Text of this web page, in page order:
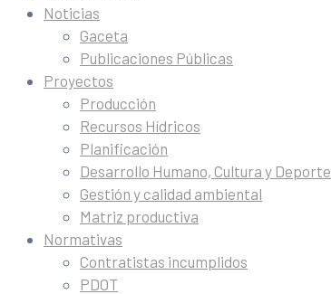
Noticias
Gaceta
Publicaciones Públicas
Proyectos
Producción
Recursos Hídricos
Planificación
Desarrollo Humano, Cultura y Deporte
Gestión y calidad ambiental
Matriz productiva
Normativas
Contratistas incumplidos
PDOT